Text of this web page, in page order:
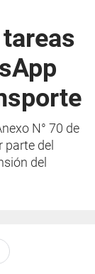
N° 70 de
parte del
del